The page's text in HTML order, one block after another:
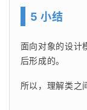
5 小结
面向对象的设计
后形成的。
所以，理解类之